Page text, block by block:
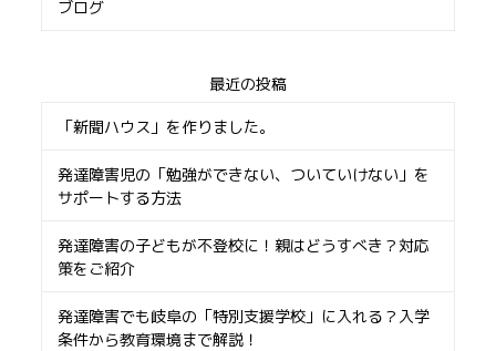
ブログ
最近の投稿
「新聞ハウス」を作りました。
発達障害児の「勉強ができない、ついていけない」を
サポートする方法
発達障害の子どもが不登校に！親はどうすべき？対応
策をご紹介
発達障害でも岐阜の「特別支援学校」に入れる？入学
条件から教育環境まで解説！